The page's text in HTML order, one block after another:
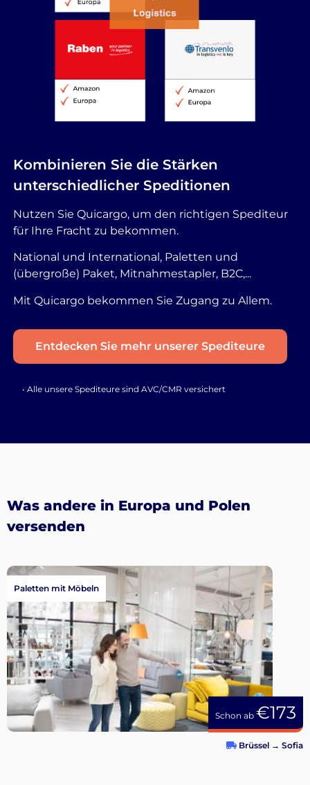
Kombinieren Sie die Stärken
unterschiedlicher Speditionen
Nutzen Sie Quicargo, um den richtigen Spediteur
für Ihre Fracht zu bekommen.
National und International, Paletten und
(übergroße) Paket, Mitnahmestapler, B2C,...
Mit Quicargo bekommen Sie Zugang zu Allem.
Entdecken Sie mehr unserer Spediteure
• Alle unsere Spediteure sind AVC/CMR versichert
Was andere in Europa und Polen
versenden
Schon ab €173
Paletten mit Möbeln
Brüssel → Sofia